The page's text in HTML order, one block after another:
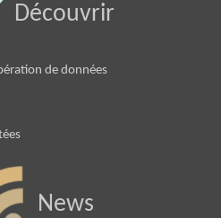
Découvrir
de données
News